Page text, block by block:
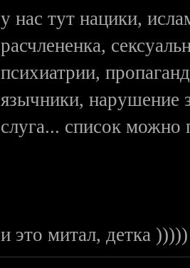
у нас тут нацики,
расчлененка,
психиатрии,
язычники, нарушение
слуга... список можно
и это митал, детка )))))